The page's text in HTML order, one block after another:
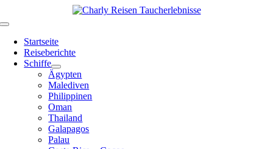
Inhalt
Toggle
NavigationStartseite
Reiseberichte
Schiffe
Ägypten
Malediven
Philippinen
Oman
Thailand
Galapagos
Palau